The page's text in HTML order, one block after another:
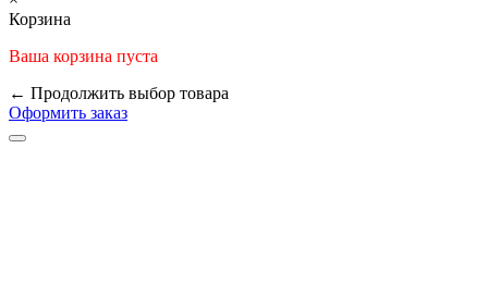
Корзина
Ваша корзина пуста
← Продолжить выбор товара
Оформить заказ